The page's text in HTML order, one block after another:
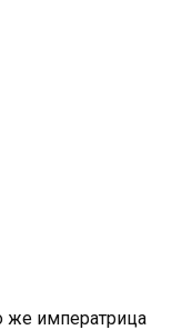
же императрица